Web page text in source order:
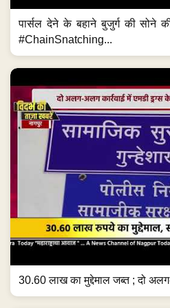
पार्सल देने के बहाने बुजुर्ग की सोने
#ChainSnatching...
30.60 लाख का मुद्देमाल जब्त ; दो